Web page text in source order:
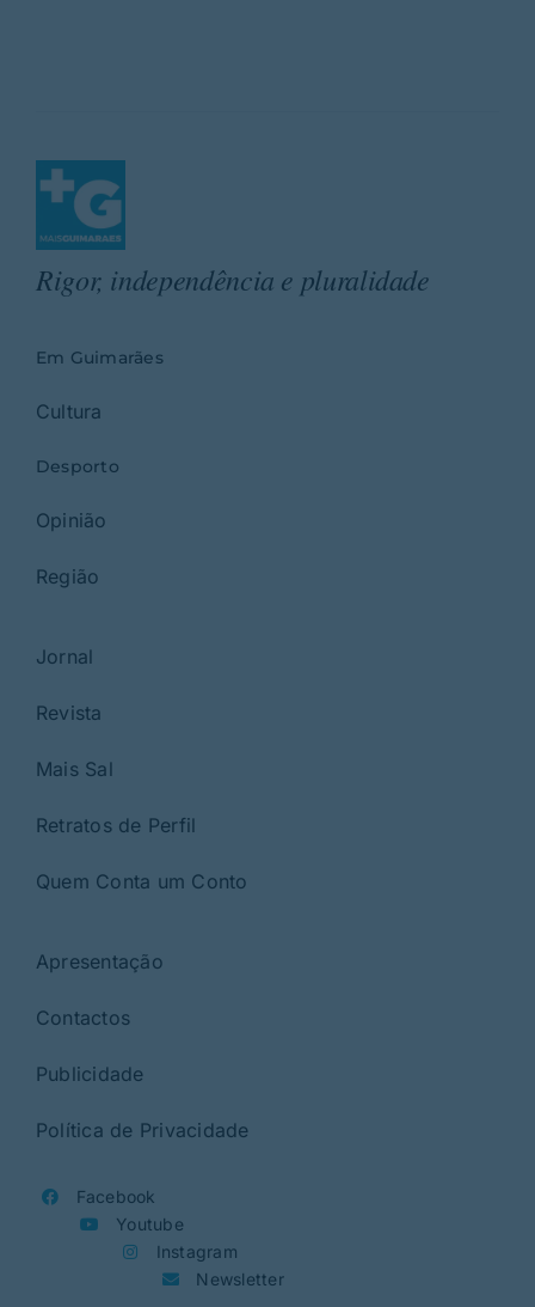
Rigor, independência e pluralidade
Em Guimarães
Cultura
Desporto
Opinião
Região
Jornal
Revista
Mais Sal
Retratos de Perfil
Quem Conta um Conto
Apresentação
Contactos
Publicidade
Política de Privacidade
Facebook
Youtube
Instagram
Newsletter